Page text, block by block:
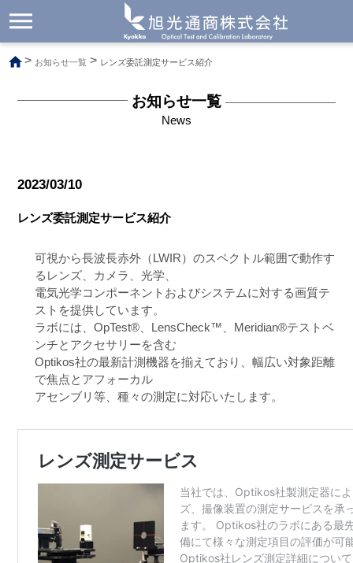
メ
ニ
ュ
閉
> お知らせ一覧 > レンズ委託測定サービス紹介
お知らせ一覧
News
2023/03/10
レンズ委託測定サービス紹介
可視から長波長赤外（LWIR）のスペクトル範囲で動作す
るレンズ、カメラ、光学、
電気光学コンポーネントおよびシステムに対する画質テ
ストを提供しています。
ラボには、OpTest®、LensCheck™、Meridian®テストベ
ンチとアクセサリーを含む
Optikos社の最新計測機器を揃えており、幅広い対象距離
で焦点とアフォーカル
アセンブリ等、種々の測定に対応いたします。